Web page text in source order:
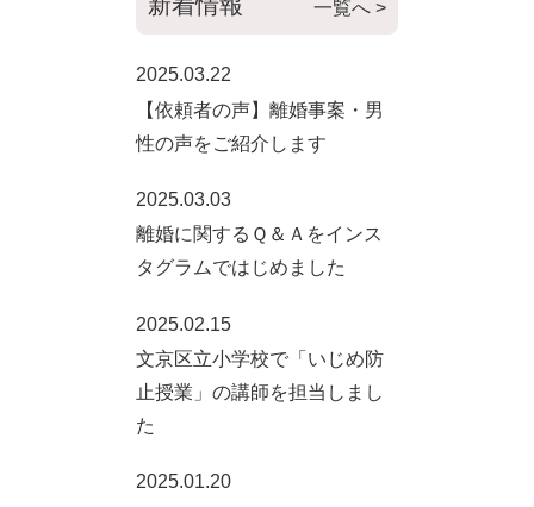
一覧へ >
2025.03.22
【依頼者の声】離婚事案・男
性の声をご紹介します
2025.03.03
離婚に関するＱ＆Ａをインス
タグラムではじめました
2025.02.15
文京区立小学校で「いじめ防
止授業」の講師を担当しまし
た
2025.01.20